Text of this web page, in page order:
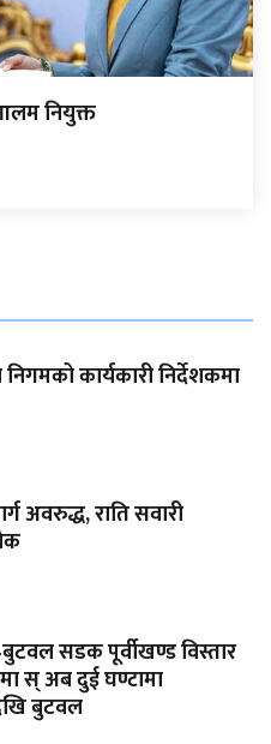
नियुक्त
कार्यकारी निर्देशकमा
अवरुद्ध, राति सवारी
सडक पूर्वीखण्ड विस्तार
स् अब दुई घण्टामा
बुटवल